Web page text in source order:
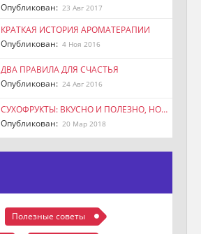
Опубликован: 23 Авг 2017
КРАТКАЯ ИСТОРИЯ АРОМАТЕРАПИИ
Опубликован: 4 Ноя 2016
ДВА ПРАВИЛА ДЛЯ СЧАСТЬЯ
Опубликован: 24 Авг 2016
СУХОФРУКТЫ: ВКУСНО И ПОЛЕЗНО, НО…
Опубликован: 20 Мар 2018
Полезные советы